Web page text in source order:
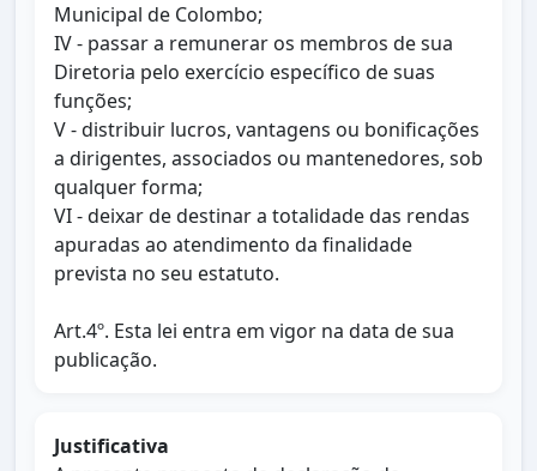
Municipal de Colombo;
IV - passar a remunerar os membros de sua
Diretoria pelo exercício específico de suas
funções;
V - distribuir lucros, vantagens ou bonificações
a dirigentes, associados ou mantenedores, sob
qualquer forma;
VI - deixar de destinar a totalidade das rendas
apuradas ao atendimento da finalidade
prevista no seu estatuto.
Art.4º. Esta lei entra em vigor na data de sua
publicação.
Justificativa